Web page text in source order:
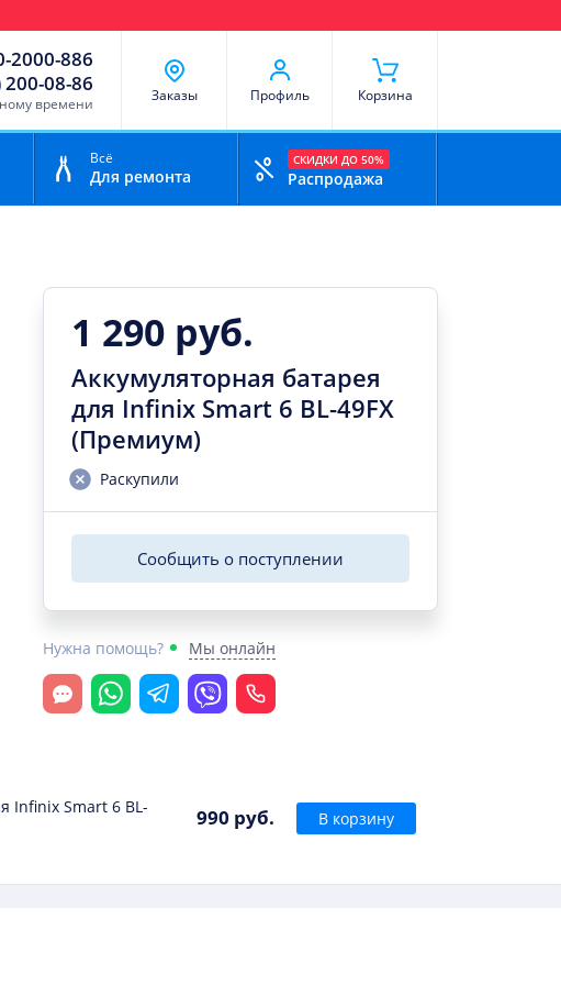
2000-886
200-08-86
времени Заказы Профиль Корзина
Всё
Для ремонта
СКИДКИ ДО 50%
Распродажа
1 290 руб.
Аккумуляторная батарея
для Infinix Smart 6 BL-49FX
(Премиум)
Раскупили
Сообщить о поступлении
Нужна помощь? Мы онлайн
Открыть чат
WhatsappTelegramViber Позвонить
990 руб.
Infinix Smart 6 BL-
В корзину